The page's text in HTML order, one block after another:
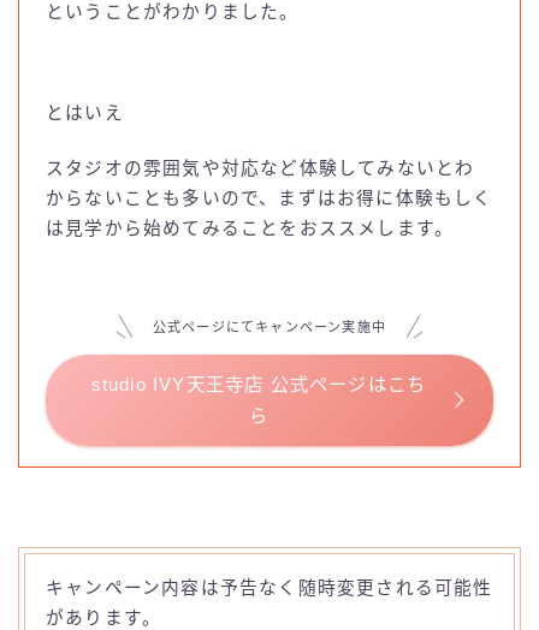
ということがわかりました。
とはいえ
スタジオの雰囲気や対応など体験してみないとわ
からないことも多いので、まずはお得に体験もしく
は見学から始めてみることをおススメします。
公式ページにてキャンペーン実施中
studio IVY天王寺店 公式ページはこち
ら
キャンペーン内容は予告なく随時変更される可能性
があります。